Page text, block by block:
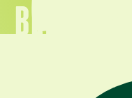
BELEEF